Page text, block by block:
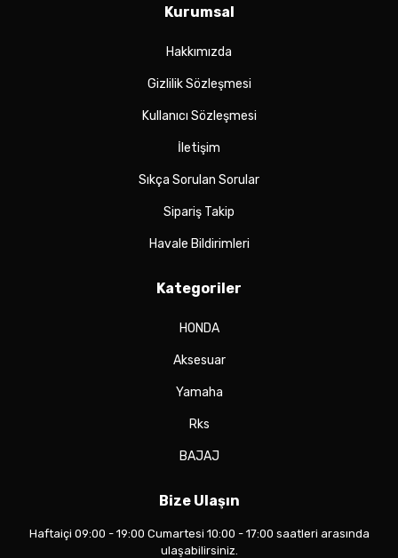
Kurumsal
Hakkımızda
Gizlilik Sözleşmesi
Kullanıcı Sözleşmesi
İletişim
Sıkça Sorulan Sorular
Sipariş Takip
Havale Bildirimleri
Kategoriler
HONDA
Aksesuar
Yamaha
Rks
BAJAJ
Bize Ulaşın
Haftaiçi 09:00 - 19:00 Cumartesi 10:00 - 17:00 saatleri arasında
ulaşabilirsiniz.